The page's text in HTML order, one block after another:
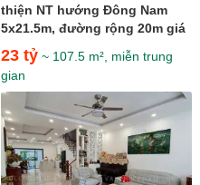
thiện NT hướng Đông Nam
5x21.5m, đường rộng 20m giá
chỉ 23 tỷ
23 tỷ ~ 107.5 m², miễn trung
gian